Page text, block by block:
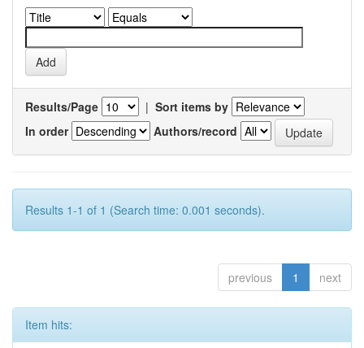
Results/Page | Sort items by
In order
Authors/record
Results 1-1 of 1 (Search time: 0.001 seconds).
previous 1 next
Item hits: